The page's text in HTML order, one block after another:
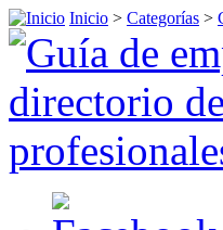
Inicio > Categorías >